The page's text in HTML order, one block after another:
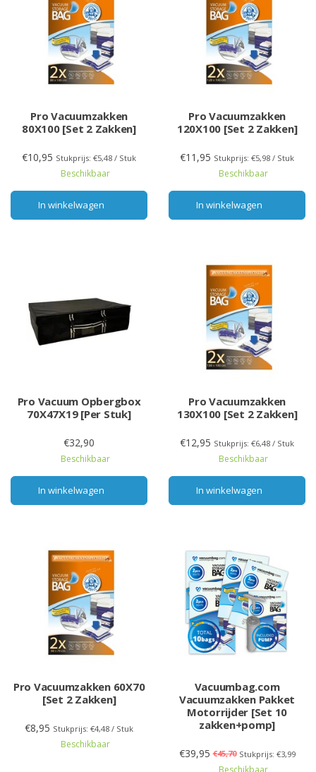
Pro Vacuumzakken
80X100 [Set 2 Zakken]
€10,95 Stukprijs: €5,48 / Stuk
Beschikbaar
In winkelwagen
Pro Vacuumzakken
120X100 [Set 2 Zakken]
€11,95 Stukprijs: €5,98 / Stuk
Beschikbaar
In winkelwagen
Pro Vacuum Opbergbox
70X47X19 [Per Stuk]
€32,90
Beschikbaar
In winkelwagen
Pro Vacuumzakken
130X100 [Set 2 Zakken]
€12,95 Stukprijs: €6,48 / Stuk
Beschikbaar
In winkelwagen
Pro Vacuumzakken 60X70
[Set 2 Zakken]
€8,95 Stukprijs: €4,48 / Stuk
Beschikbaar
Vacuumbag.com
Vacuumzakken Pakket
Motorrijder [Set 10
zakken+pomp]
€39,95 €45,70 Stukprijs: €3,99
Beschikbaar